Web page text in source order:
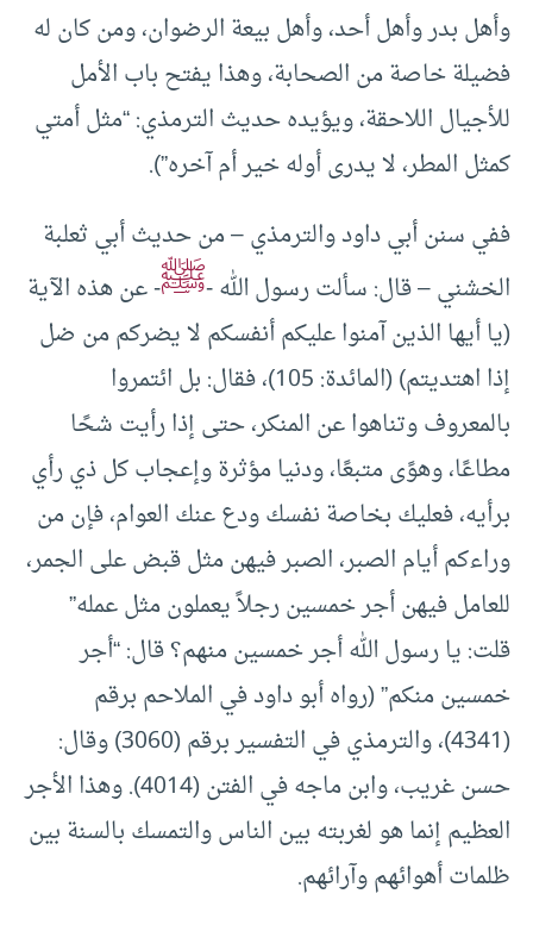
وأهل بدر وأهل أحد، وأهل بيعة الرضوان، ومن كان له
فضيلة خاصة من الصحابة، وهذا يفتح باب الأمل
للأجيال اللاحقة، ويؤيده حديث الترمذي: “مثل أمتي
كمثل المطر، لا يدرى أوله خير أم آخره”).
ففي سنن أبي داود والترمذي – من حديث أبي ثعلبة
الخشني – قال: سألت رسول الله -ﷺ- عن هذه الآية
(يا أيها الذين آمنوا عليكم أنفسكم لا يضركم من ضل
إذا اهتديتم) (المائدة: 105)، فقال: بل ائتمروا
بالمعروف وتناهوا عن المنكر، حتى إذا رأيت شحًا
مطاعًا، وهوًى متبعًا، ودنيا مؤثرة وإعجاب كل ذي رأي
برأيه، فعليك بخاصة نفسك ودع عنك العوام، فإن من
وراءكم أيام الصبر، الصبر فيهن مثل قبض على الجمر،
للعامل فيهن أجر خمسين رجلاً يعملون مثل عمله”
قلت: يا رسول الله أجر خمسين منهم؟ قال: “أجر
خمسين منكم” (رواه أبو داود في الملاحم برقم
(4341)، والترمذي في التفسير برقم (3060) وقال:
حسن غريب، وابن ماجه في الفتن (4014). وهذا الأجر
العظيم إنما هو لغربته بين الناس والتمسك بالسنة بين
ظلمات أهوائهم وآرائهم.